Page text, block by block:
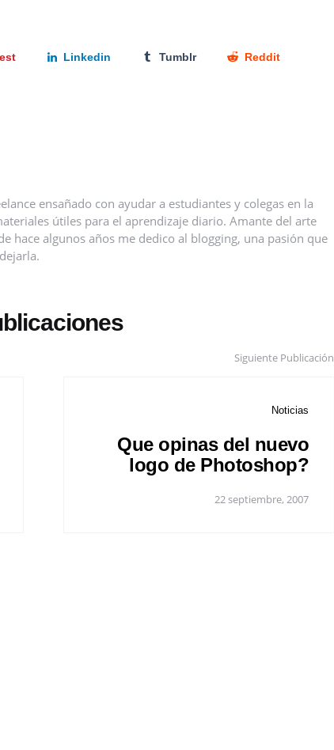
Linkedin Tumblr Reddit
ensañado con ayudar a estudiantes y colegas en la
útiles para el aprendizaje diario. Amante del arte
hace algunos años me dedico al blogging, una pasión que
Siguiente Publicación
Noticias
Que opinas del nuevo
logo de Photoshop?
22 septiembre, 2007